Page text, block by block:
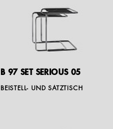
B 97 SET SERIOUS 05
BEISTELL- UND SATZTISCH